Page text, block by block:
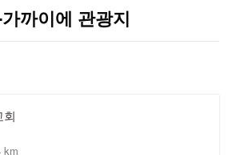
까이에 관광지
회
km